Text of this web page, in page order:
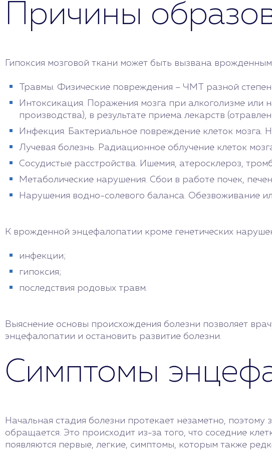
Причины
Гипоксия мозговой ткани может быть вызвана
Травмы. Физические повреждения – ЧМТ разной
Интоксикация. Поражения мозга при алкоголизме
производства), в результате приема лекарств
Инфекция. Бактериальное повреждение клеток мозга.
Лучевая болезнь. Радиационное облучение клеток
Сосудистые расстройства. Ишемия, атеросклероз,
Метаболические нарушения. Сбои в работе почек,
Нарушения водно-солевого баланса. Обезвоживание
К врожденной энцефалопатии кроме генетических
инфекции;
гипоксия;
последствия родовых травм.
Выяснение основы происхождения болезни позволяет
энцефалопатии и остановить развитие болезни.
Симптомы
Начальная стадия болезни протекает незаметно,
обращается. Это происходит из-за того, что соседние
появляются первые, легкие, симптомы, которым также